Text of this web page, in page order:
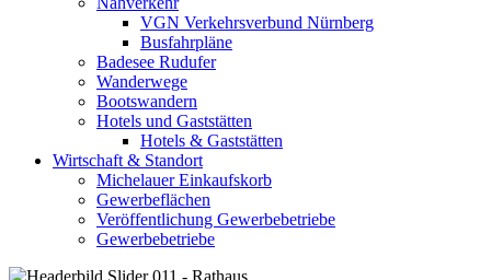
VGN Verkehrsverbund Nürnberg
Busfahrpläne
Badesee Rudufer
Wanderwege
Bootswandern
Hotels und Gaststätten
Hotels & Gaststätten
Wirtschaft & Standort
Michelauer Einkaufskorb
Gewerbeflächen
Veröffentlichung Gewerbebetriebe
Gewerbebetriebe